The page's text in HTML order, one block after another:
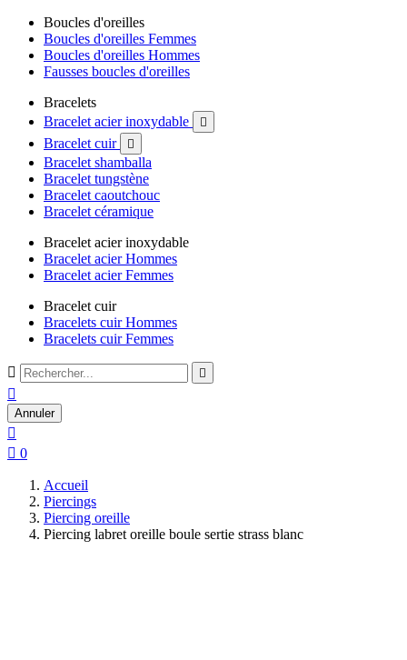
Boucles d'oreilles
Boucles d'oreilles Femmes
Boucles d'oreilles Hommes
Fausses boucles d'oreilles
Bracelets
Bracelet acier inoxydable

Bracelet cuir 
Bracelet shamballa
Bracelet tungstène
Bracelet caoutchouc
Bracelet céramique
Bracelet acier inoxydable
Bracelet acier Hommes
Bracelet acier Femmes
Bracelet cuir
Bracelets cuir Hommes
Bracelets cuir Femmes
 

Annuler

 0
Accueil
Piercings
Piercing oreille
Piercing labret oreille boule sertie strass blanc